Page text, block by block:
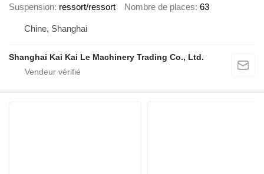
Suspension ressort/ressort Nombre de places 63
Chine, Shanghai
Shanghai Kai Kai Le Machinery Trading Co., Ltd.